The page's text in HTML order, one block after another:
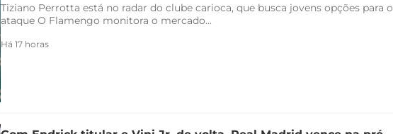
Tiziano Perrotta está no radar do clube carioca, que busca jovens opções para o
ataque O Flamengo monitora o mercado...
Há 17 horas